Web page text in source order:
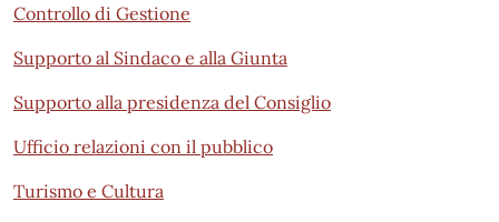
Controllo di Gestione
Supporto al Sindaco e alla Giunta
Supporto alla presidenza del Consiglio
Ufficio relazioni con il pubblico
Turismo e Cultura